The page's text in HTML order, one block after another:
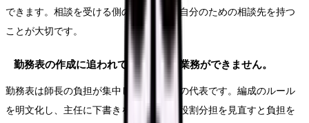
できます。相談を受ける側の師長こそ、自分のための相談先を持つ
ことが大切です。
勤務表の作成に追われて本来の管理業務ができません。
勤務表は師長の負担が集中しやすい業務の代表です。編成のルール
を明文化し、主任に下書きを任せるなど役割分担を見直すと負担を